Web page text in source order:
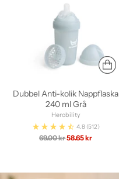
Dubbel Anti-kolik Nappflaska
240 ml Grå
Herobility
4.8 (512)
Ordinarie
69.00 kr58.65 kr